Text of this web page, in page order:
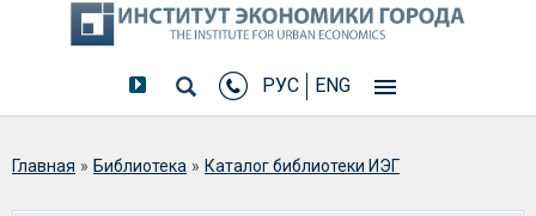
РУС ENG
Вы здесь
Главная » Библиотека » Каталог библиотеки ИЭГ